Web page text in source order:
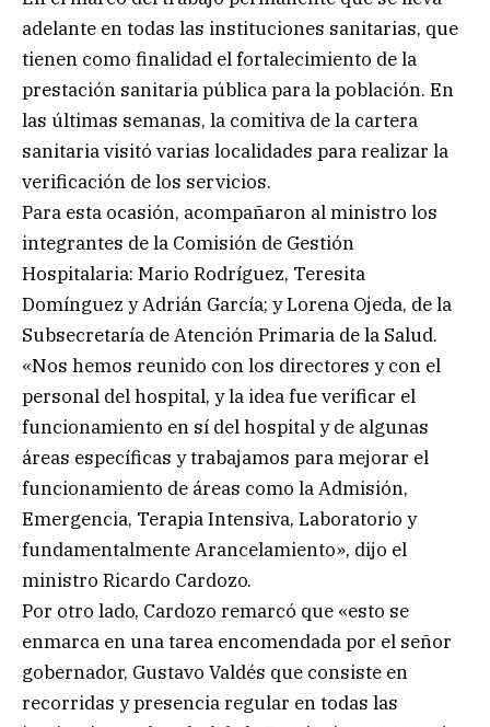
adelante en todas las instituciones sanitarias, que
tienen como finalidad el fortalecimiento de la
prestación sanitaria pública para la población. En
las últimas semanas, la comitiva de la cartera
sanitaria visitó varias localidades para realizar la
verificación de los servicios.
Para esta ocasión, acompañaron al ministro los
integrantes de la Comisión de Gestión
Hospitalaria: Mario Rodríguez, Teresita
Domínguez y Adrián García; y Lorena Ojeda, de la
Subsecretaría de Atención Primaria de la Salud.
«Nos hemos reunido con los directores y con el
personal del hospital, y la idea fue verificar el
funcionamiento en sí del hospital y de algunas
áreas específicas y trabajamos para mejorar el
funcionamiento de áreas como la Admisión,
Emergencia, Terapia Intensiva, Laboratorio y
fundamentalmente Arancelamiento», dijo el
ministro Ricardo Cardozo.
Por otro lado, Cardozo remarcó que «esto se
enmarca en una tarea encomendada por el señor
gobernador, Gustavo Valdés que consiste en
recorridas y presencia regular en todas las